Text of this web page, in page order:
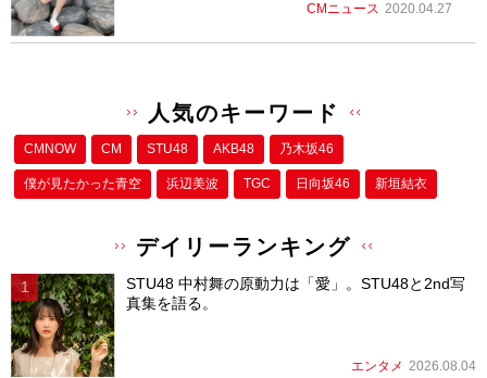
CMニュース 2020.04.27
人気のキーワード
CMNOW CM STU48 AKB48 乃木坂46
僕が⾒たかった⻘空 浜辺美波 TGC 日向坂46 新垣結衣
デイリーランキング
STU48 中村舞の原動力は「愛」。STU48と2nd写
真集を語る。
エンタメ 2026.08.04